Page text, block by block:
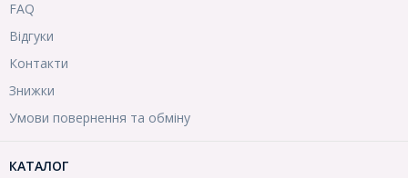
FAQ
Відгуки
Контакти
Знижки
Умови повернення та обміну
КАТАЛОГ